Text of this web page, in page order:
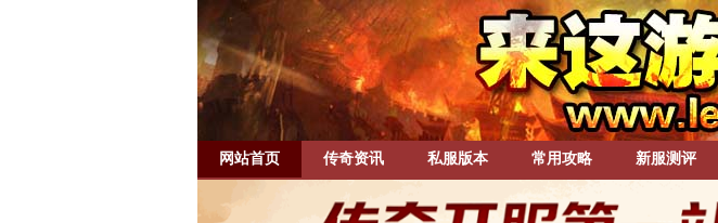
网站首页 传奇资讯 私服版本 常用攻略 新服测评